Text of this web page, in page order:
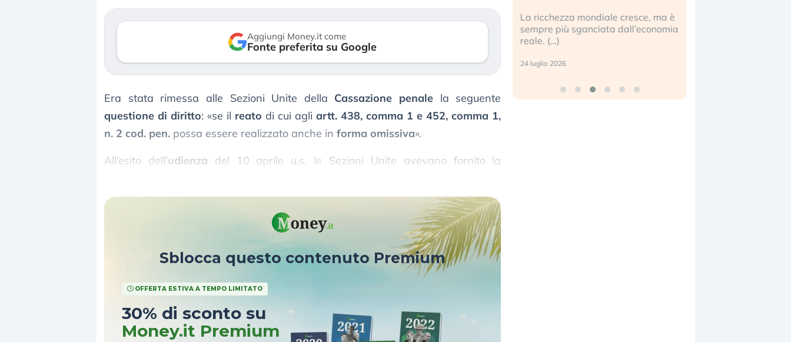
Aggiungi Money.it come
Fonte preferita su Google
Era stata rimessa alle Sezioni Unite della Cassazione penale la seguente
questione di diritto: «se il reato di cui agliartt. 438, comma 1 e 452, comma 1,
n. 2 cod. pen. possa essere realizzato anche in forma omissiva».
All’esito dell’udienza del 10 aprile u.s. le Sezioni Unite avevano fornito la
Sblocca questo contenuto Premium
OFFERTA ESTIVA A TEMPO LIMITATO
30% di sconto su
Money.it Premium
3 agosto 2026
Kospi, mentre gli investitori retail (…)
30 luglio 2026
La ricchezza mondiale cresce, ma è
sempre più sganciata dall’economia
reale. (…)
24 luglio 2026